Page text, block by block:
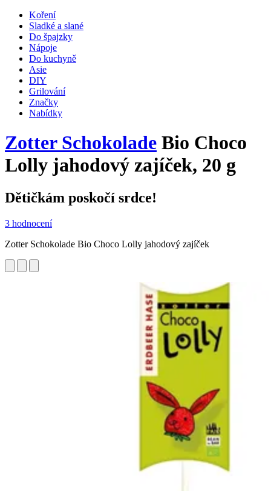
Koření
Sladké a slané
Do špajzky
Nápoje
Do kuchyně
Asie
DIY
Grilování
Značky
Nabídky
Zotter Schokolade Bio Choco
Lolly jahodový zajíček, 20 g
Dětičkám poskočí srdce!
3 hodnocení
Zotter Schokolade Bio Choco Lolly jahodový zajíček